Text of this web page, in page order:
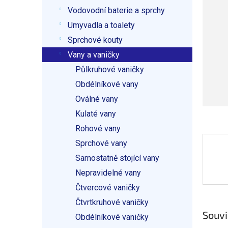
l
Vodovodní baterie a sprchy
Umyvadla a toalety
Sprchové kouty
Vany a vaničky
Půlkruhové vaničky
Obdélníkové vany
Oválné vany
Kulaté vany
Rohové vany
Sprchové vany
Samostatně stojící vany
Nepravidelné vany
Čtvercové vaničky
Čtvrtkruhové vaničky
Obdélníkové vaničky